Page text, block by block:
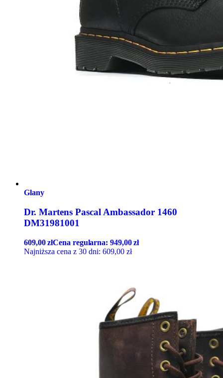
Glany
Dr. Martens Pascal Ambassador 1460
DM31981001
609,00złCena regularna:949,00zł
Najniższa cena z 30 dni: 609,00 zł